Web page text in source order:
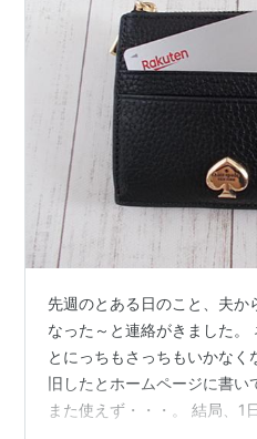
先週のとある日のこと、夫か
なった～と連絡がきました。
とにっちもさっちもいかな
旧したとホームページに書い
また使えず・・・。 結局、1